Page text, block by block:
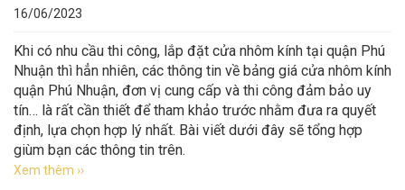
16/06/2023
Khi có nhu cầu thi công, lắp đặt cửa nhôm kính tại quận Phú
Nhuận thì hẳn nhiên, các thông tin về bảng giá cửa nhôm kính
quận Phú Nhuận, đơn vị cung cấp và thi công đảm bảo uy
tín… là rất cần thiết để tham khảo trước nhằm đưa ra quyết
định, lựa chọn hợp lý nhất. Bài viết dưới đây sẽ tổng hợp
giùm bạn các thông tin trên.
Xem thêm ››